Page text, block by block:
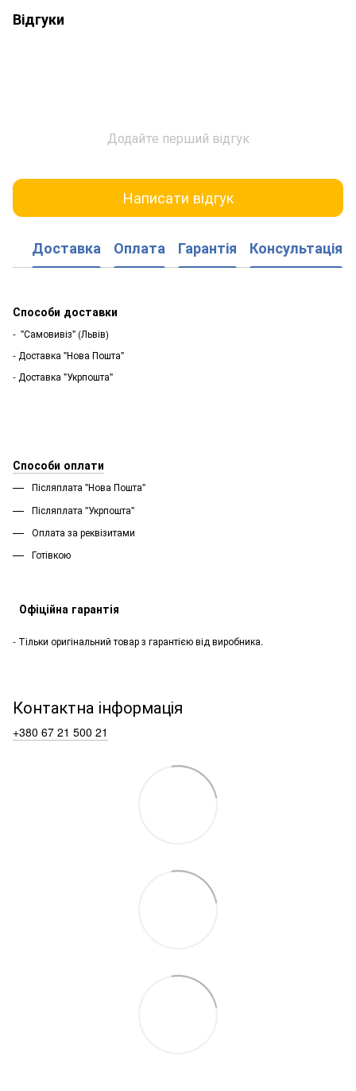
Відгуки
Додайте перший відгук
Написати відгук
Доставка Оплата Гарантія Консультація
Способи доставки
- "Самовивіз" (Львів)
- Доставка "Нова Пошта"
- Доставка "Укрпошта"
Способи оплати
Післяплата "Нова Пошта"
Післяплата "Укрпошта''
Оплата за реквізитами
Готівкою
Офіційна гарантія
- Тільки оригінальний товар з гарантією від виробника.
Контактна інформація
+380 67 21 500 21